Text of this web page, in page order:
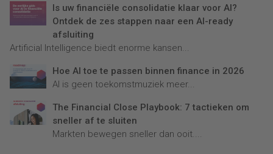
Is uw financiële consolidatie klaar voor AI?
Ontdek de zes stappen naar een AI-ready
afsluiting
Artificial Intelligence biedt enorme kansen...
Hoe AI toe te passen binnen finance in 2026
AI is geen toekomstmuziek meer...
The Financial Close Playbook: 7 tactieken om
sneller af te sluiten
Markten bewegen sneller dan ooit....